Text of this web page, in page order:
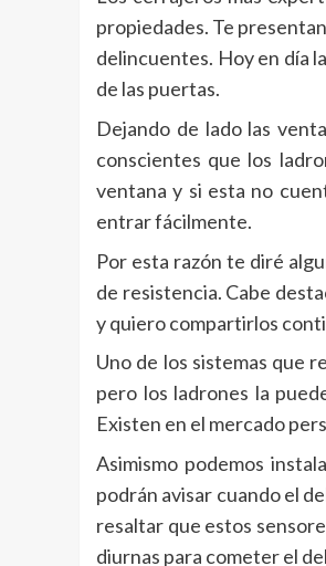
propiedades. Te
delincuentes. Hoy en día
de las puertas.
Dejando de lado las
conscientes que los
ventana y si esta no
entrar fácilmente.
Por esta razón te diré
de resistencia. Cabe
y quiero compartirlos
Uno de los sistemas que
pero los ladrones la
Existen en el mercado
Asimismo podemos
podrán avisar cuando el
resaltar que estos
diurnas para cometer el